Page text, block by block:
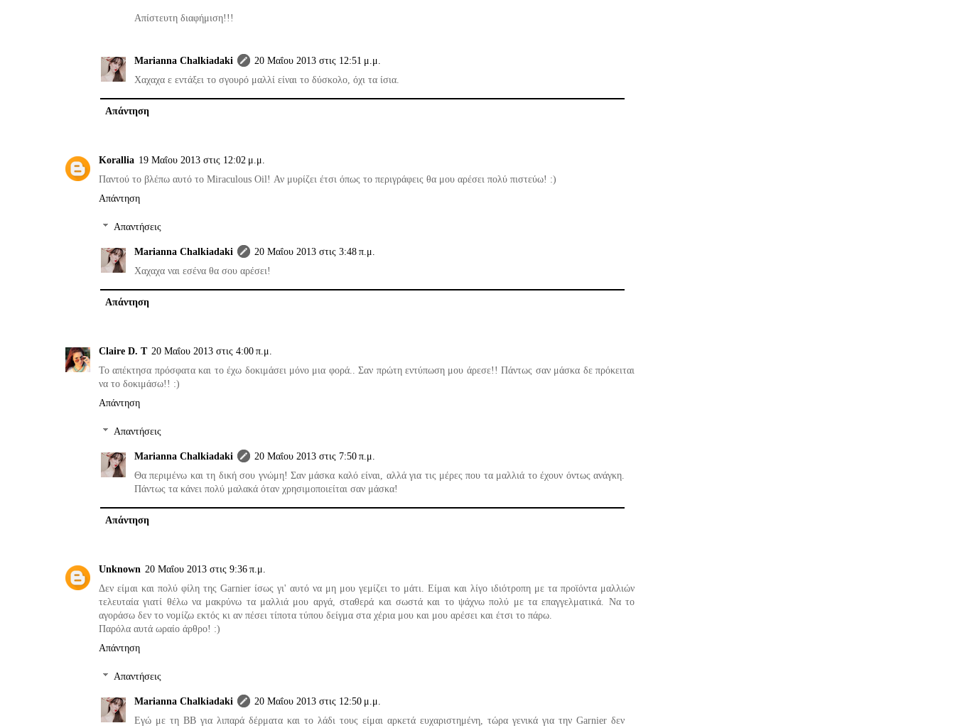
Απίστευτη διαφήμιση!!!
Marianna Chalkiadaki
20 Μαΐου 2013 στις 12:51 μ.μ.
Χαχαχα ε εντάξει το σγουρό μαλλί είναι το δύσκολο, όχι τα ίσια.
Απάντηση
Korallia 19 Μαΐου 2013 στις 12:02 μ.μ.
Παντού το βλέπω αυτό το Miraculous Oil! Αν μυρίζει έτσι όπως το περιγράφεις θα μου αρέσει πολύ πιστεύω! :)
Απάντηση
Απαντήσεις
Marianna Chalkiadaki
20 Μαΐου 2013 στις 3:48 π.μ.
Χαχαχα ναι εσένα θα σου αρέσει!
Απάντηση
Claire D. T 20 Μαΐου 2013 στις 4:00 π.μ.
Το απέκτησα πρόσφατα και το έχω δοκιμάσει μόνο μια φορά.. Σαν πρώτη εντύπωση μου άρεσε!! Πάντως σαν μάσκα δε πρόκειται
να το δοκιμάσω!! :)
Απάντηση
Απαντήσεις
Marianna Chalkiadaki
20 Μαΐου 2013 στις 7:50 π.μ.
Θα περιμένω και τη δική σου γνώμη! Σαν μάσκα καλό είναι, αλλά για τις μέρες που τα μαλλιά το έχουν όντως ανάγκη.
Πάντως τα κάνει πολύ μαλακά όταν χρησιμοποιείται σαν μάσκα!
Απάντηση
Unknown 20 Μαΐου 2013 στις 9:36 π.μ.
Δεν είμαι και πολύ φίλη της Garnier ίσως γι' αυτό να μη μου γεμίζει το μάτι. Είμαι και λίγο ιδιότροπη με τα προϊόντα μαλλιών
τελευταία γιατί θέλω να μακρύνω τα μαλλιά μου αργά, σταθερά και σωστά και το ψάχνω πολύ με τα επαγγελματικά. Να το
αγοράσω δεν το νομίζω εκτός κι αν πέσει τίποτα τύπου δείγμα στα χέρια μου και μου αρέσει και έτσι το πάρω.
Παρόλα αυτά ωραίο άρθρο! :)
Απάντηση
Απαντήσεις
Marianna Chalkiadaki
20 Μαΐου 2013 στις 12:50 μ.μ.
Εγώ με τη ΒΒ για λιπαρά δέρματα και το λάδι τους είμαι αρκετά ευχαριστημένη, τώρα γενικά για την Garnier δεν